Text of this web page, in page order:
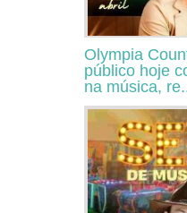
Olympia
público hoje
na música,